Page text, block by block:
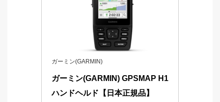
ガーミン(GARMIN)
ガーミン(GARMIN) GPSMAP H1
ハンドヘルド【日本正規品】